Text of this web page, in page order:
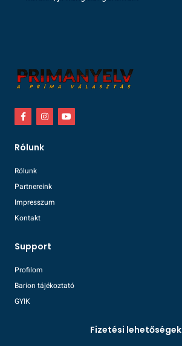
Rólunk
Rólunk
Partnereink
Impresszum
Kontakt
Support
Profilom
Barion tájékoztató
GYIK
Fizetési lehetőségek